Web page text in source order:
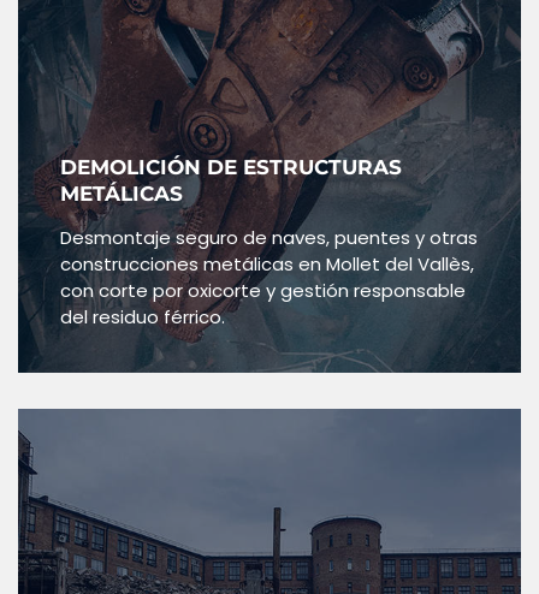
DEMOLICIÓN DE ESTRUCTURAS
METÁLICAS
Desmontaje seguro de naves, puentes y otras
construcciones metálicas en Mollet del Vallès,
con corte por oxicorte y gestión responsable
del residuo férrico.